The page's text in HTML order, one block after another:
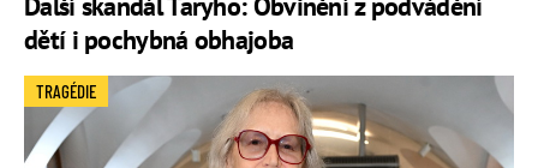
dětí i pochybná obhajoba
TRAGÉDIE